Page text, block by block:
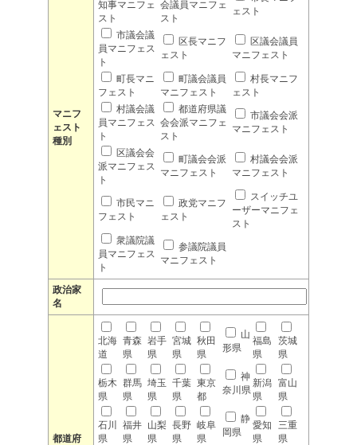
マニフ
ェスト
種別
知事マニフェ
スト
会議員マニフェ
スト
ェスト
市議会議
員マニフェス
ト
区長マニフ
ェスト
区議会議員
マニフェスト
町長マニ
フェスト
町議会議員
マニフェスト
村長マニフ
ェスト
村議会議
員マニフェス
ト
都道府県議
会会派マニフェ
スト
市議会会派
マニフェスト
区議会会
派マニフェス
ト
町議会会派
マニフェスト
村議会会派
マニフェスト
市民マニ
フェスト
政党マニフ
ェスト
スイッチユ
ーザーマニフェ
スト
衆議院議
員マニフェス
ト
参議院議員
マニフェスト
政治家
名
都道府
北海
道
青森
県
岩手
県
宮城
県
秋田
県
山
形県
福島
県
茨城
県
栃木
県
群馬
県
埼玉
県
千葉
県
東京
都
神
奈川県
新潟
県
富山
県
石川
県
福井
県
山梨
県
長野
県
岐阜
県
静
岡県
愛知
県
三重
県